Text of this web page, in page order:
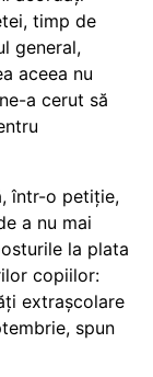
timp de
general,
aceea nu
a cerut să
într-o petiție,
a nu mai
la plata
copiilor:
extrașcolare
spun